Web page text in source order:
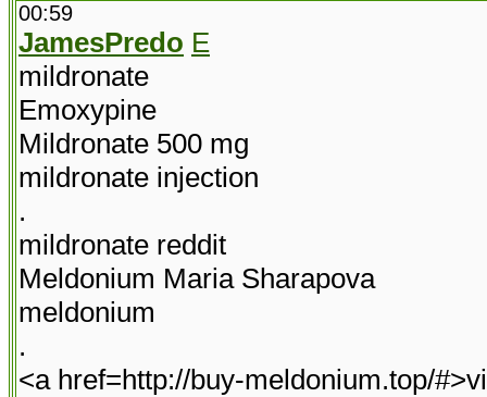
00:59
JamesPredo E
mildronate
Emoxypine
Mildronate 500 mg
mildronate injection
.
mildronate reddit
Meldonium Maria Sharapova
meldonium
.
<a href=http://buy-meldonium.top/